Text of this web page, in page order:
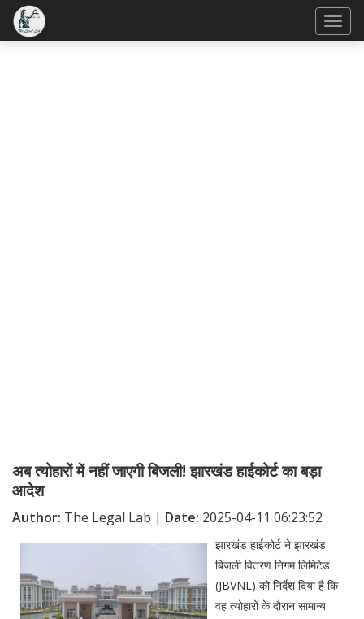
अब त्योहारों में नहीं जाएगी बिजली! झारखंड हाईकोर्ट का बड़ा
आदेश
Author: The Legal Lab | Date: 2025-04-11 06:23:52
झारखंड हाईकोर्ट ने झारखंड
बिजली वितरण निगम लिमिटेड
(JBVNL) को निर्देश दिया है कि
वह त्योहारों के दौरान सामान्य